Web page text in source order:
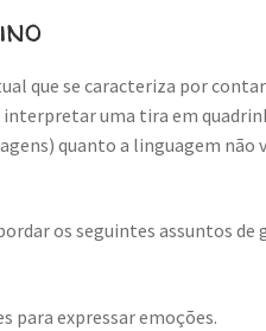
que se caracteriza por
uma tira em
quanto a linguagem não
os seguintes assuntos
para expressar emoções.